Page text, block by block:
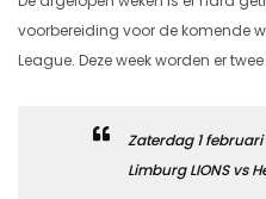
voorbereiding voor de komende
League. Deze week worden er
Zaterdag 1
Limburg LIONS vs